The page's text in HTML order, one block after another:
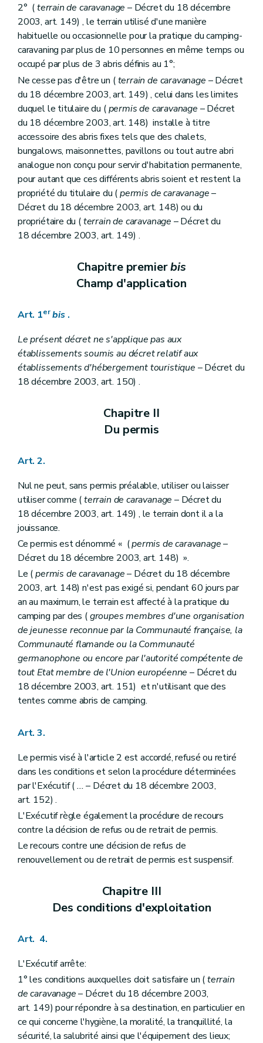
2° (terrain de caravanage – Décret du 18 décembre
2003, art. 149) , le terrain utilisé d'une manière
habituelle ou occasionnelle pour la pratique du camping-
caravaning par plus de 10 personnes en même temps ou
occupé par plus de 3 abris définis au 1°;
Ne cesse pas d'être un (terrain de caravanage – Décret
du 18 décembre 2003, art. 149) , celui dans les limites
duquel le titulaire du (permis de caravanage – Décret
du 18 décembre 2003, art. 148) installe à titre
accessoire des abris fixes tels que des chalets,
bungalows, maisonnettes, pavillons ou tout autre abri
analogue non conçu pour servir d'habitation permanente,
pour autant que ces différents abris soient et restent la
propriété du titulaire du (permis de caravanage–
Décret du 18 décembre 2003, art. 148) ou du
propriétaire du (terrain de caravanage – Décret du
18 décembre 2003, art. 149) .
Chapitre premierbis
Champ d'application
Art. 1er bis.
Le présent décret ne s'applique pas aux
établissements soumis au décret relatif aux
établissements d'hébergement touristique – Décret du
18 décembre 2003, art. 150) .
Chapitre II
Du permis
Art. 2.
Nul ne peut, sans permis préalable, utiliser ou laisser
utiliser comme (terrain de caravanage – Décret du
18 décembre 2003, art. 149) , le terrain dont il a la
jouissance.
Ce permis est dénommé « (permis de caravanage–
Décret du 18 décembre 2003, art. 148) ».
Le (permis de caravanage– Décret du 18 décembre
2003, art. 148) n'est pas exigé si, pendant 60 jours par
an au maximum, le terrain est affecté à la pratique du
camping par des (groupes membres d'une organisation
de jeunesse reconnue par la Communauté française, la
Communauté flamande ou la Communauté
germanophone ou encore par l'autorité compétente de
tout Etat membre de l'Union européenne – Décret du
18 décembre 2003, art. 151) et n'utilisant que des
tentes comme abris de camping.
Art. 3.
Le permis visé à l'article 2 est accordé, refusé ou retiré
dans les conditions et selon la procédure déterminées
par l'Exécutif (...– Décret du 18 décembre 2003,
art. 152) .
L'Exécutif règle également la procédure de recours
contre la décision de refus ou de retrait de permis.
Le recours contre une décision de refus de
renouvellement ou de retrait de permis est suspensif.
Chapitre III
Des conditions d'exploitation
Art. 4.
L'Exécutif arrête:
1° les conditions auxquelles doit satisfaire un (terrain
de caravanage– Décret du 18 décembre 2003,
art. 149) pour répondre à sa destination, en particulier en
ce qui concerne l'hygiène, la moralité, la tranquillité, la
sécurité, la salubrité ainsi que l'équipement des lieux;